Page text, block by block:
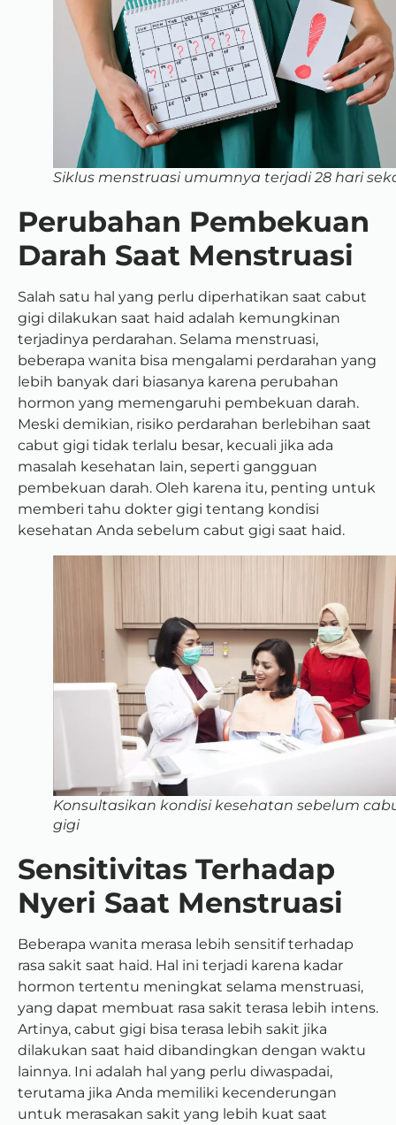
Siklus menstruasi umumnya terjadi 28 hari
Perubahan Pembekuan
Darah Saat Menstruasi
Salah satu hal yang perlu diperhatikan saat cabut
gigi dilakukan saat haid adalah kemungkinan
terjadinya perdarahan. Selama menstruasi,
beberapa wanita bisa mengalami perdarahan yang
lebih banyak dari biasanya karena perubahan
hormon yang memengaruhi pembekuan darah.
Meski demikian, risiko perdarahan berlebihan saat
cabut gigi tidak terlalu besar, kecuali jika ada
masalah kesehatan lain, seperti gangguan
pembekuan darah. Oleh karena itu, penting untuk
memberi tahu dokter gigi tentang kondisi
kesehatan Anda sebelum cabut gigi saat haid.
Konsultasikan kondisi kesehatan sebelum
gigi
Sensitivitas Terhadap
Nyeri Saat Menstruasi
Beberapa wanita merasa lebih sensitif terhadap
rasa sakit saat haid. Hal ini terjadi karena kadar
hormon tertentu meningkat selama menstruasi,
yang dapat membuat rasa sakit terasa lebih intens.
Artinya, cabut gigi bisa terasa lebih sakit jika
dilakukan saat haid dibandingkan dengan waktu
lainnya. Ini adalah hal yang perlu diwaspadai,
terutama jika Anda memiliki kecenderungan
untuk merasakan sakit yang lebih kuat saat